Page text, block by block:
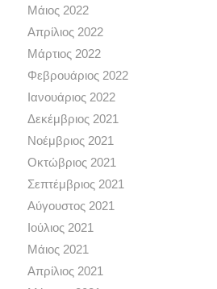
Μάιος 2022
Απρίλιος 2022
Μάρτιος 2022
Φεβρουάριος 2022
Ιανουάριος 2022
Δεκέμβριος 2021
Νοέμβριος 2021
Οκτώβριος 2021
Σεπτέμβριος 2021
Αύγουστος 2021
Ιούλιος 2021
Μάιος 2021
Απρίλιος 2021